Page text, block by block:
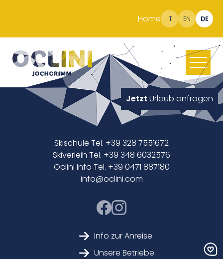
Home IT EN DE
Jetzt Urlaub anfragen
Skischule Tel. +39 328 7551672
Skiverleih Tel. +39 348 6032576
Oclini Info Tel. +39 0471 887180
info@oclini.com
Info zur Anreise
Unsere Betriebe